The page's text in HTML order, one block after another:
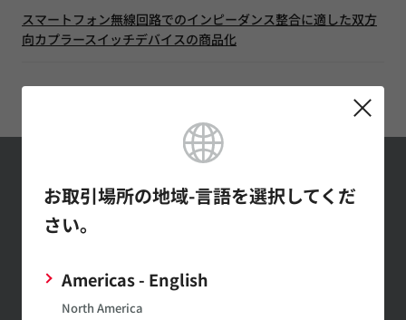
お取引場所の地域-言語を選択してくだ
さい。
Americas - English
North America
スマートフォン無線回路でのインピーダンス整合に適した双方
向カプラースイッチデバイスの商品化
カプラの製品ニュース一覧
村田製作所メール
マガジンの登録
など幅広い情報を月1～２回お届
けします。